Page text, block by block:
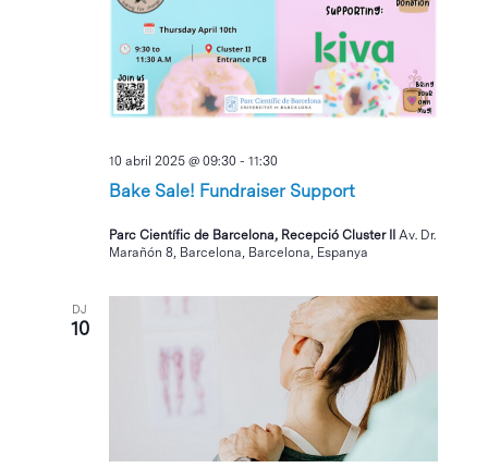
Bake Sale! Fundraiser Support
10 abril 2025 @ 09:30 -11:30
Parc Científic de Barcelona, Recepció Cluster IIAv. Dr.
Marañón 8, Barcelona, Barcelona, Espanya
DJ
10